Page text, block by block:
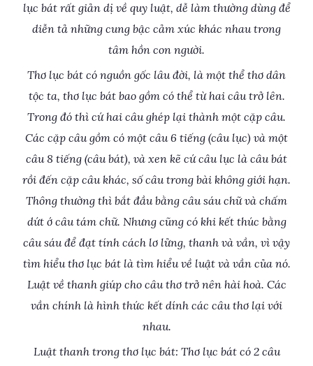
lục bát rất giản dị về quy luật, dễ làm thường dùng để
diễn tả những cung bậc cảm xúc khác nhau trong
tâm hồn con người.
Thơ lục bát có nguồn gốc lâu đời, là một thể thơ dân
tộc ta, thơ lục bát bao gồm có thể từ hai câu trở lên.
Trong đó thì cứ hai câu ghép lại thành một cặp câu.
Các cặp câu gồm có một câu 6 tiếng (câu lục) và một
câu 8 tiếng (câu bát), và xen kẽ cứ câu lục là câu bát
rồi đến cặp câu khác, số câu trong bài không giới hạn.
Thông thường thì bắt đầu bằng câu sáu chữ và chấm
dứt ớ câu tám chữ. Nhưng cũng có khi kết thúc bằng
câu sáu để đạt tính cách lơ lửng, thanh và vần, vì vậy
tìm hiểu thơ lục bát là tìm hiểu về luật và vần của nó.
Luật về thanh giúp cho câu thơ trở nên hài hoà. Các
vần chính là hình thức kết dính các câu thơ lại với
nhau.
Luật thanh trong thơ lục bát: Thơ lục bát có 2 câu